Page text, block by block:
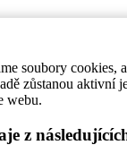
soubory
zůstanou
webu.
z